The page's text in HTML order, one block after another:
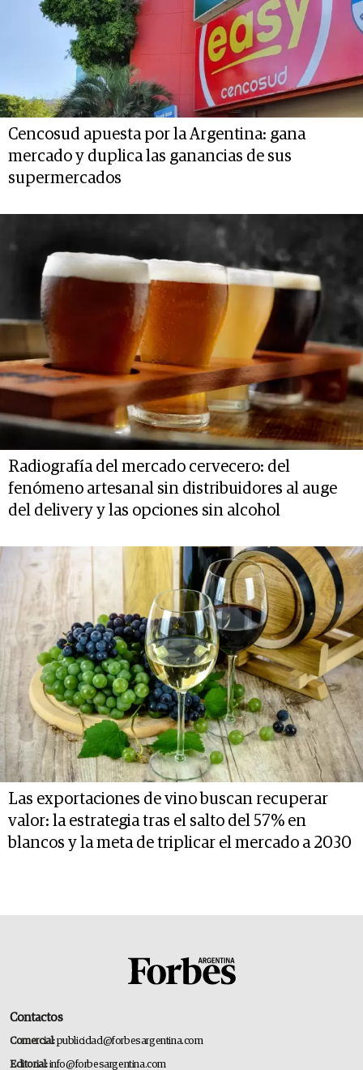
Cencosud apuesta por la Argentina: gana
mercado y duplica las ganancias de sus
supermercados
Radiografía del mercado cervecero: del
fenómeno artesanal sin distribuidores al auge
del delivery y las opciones sin alcohol
Las exportaciones de vino buscan recuperar
valor: la estrategia tras el salto del 57% en
blancos y la meta de triplicar el mercado a 2030
Contactos
Comercial:publicidad@forbesargentina.com
Editorial:info@forbesargentina.com